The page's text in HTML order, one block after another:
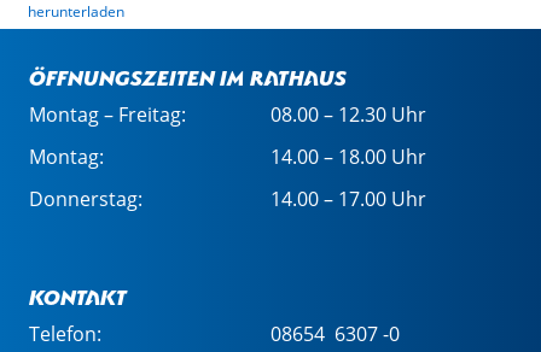
herunterladen
Öffnungszeiten im Rathaus
Montag – Freitag:
08.00 – 12.30 Uhr
Montag:
14.00 – 18.00 Uhr
Donnerstag:
14.00 – 17.00 Uhr
Kontakt
Telefon: 08654 6307 -0